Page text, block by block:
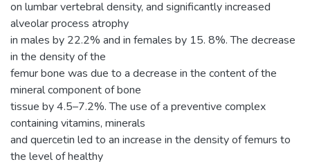
on lumbar vertebral density, and significantly increased
alveolar process atrophy
in males by 22.2% and in females by 15. 8%. The decrease
in the density of the
femur bone was due to a decrease in the content of the
mineral component of bone
tissue by 4.5–7.2%. The use of a preventive complex
containing vitamins, minerals
and quercetin led to an increase in the density of femurs to
the level of healthy